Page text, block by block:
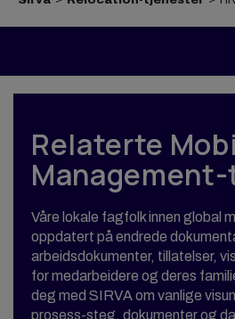
Relaterte
Våre lokale fagfolk innen global
oppdatert på endrede
arbeidsdokumenter, tillatelser,
for medarbeidere og deres
deg med SIRVA om vanlige
prosess-steg, dokumenter og